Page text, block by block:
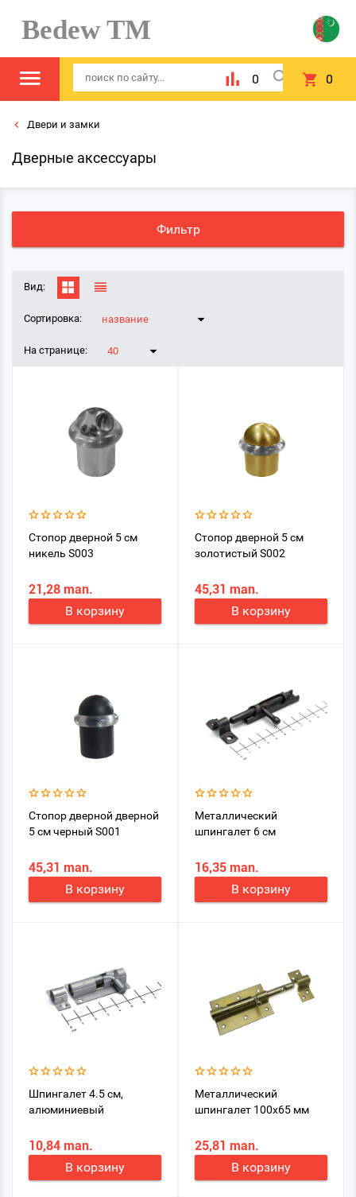
Bedew TM
0 0
Двери и замки
Дверные аксессуары
Фильтр
Вид:
Сортировка: название
На странице: 40
Стопор дверной 5 см
никель S003
21,28 man.
В корзину
Стопор дверной 5 см
золотистый S002
45,31 man.
В корзину
Стопор дверной дверной
5 см черный S001
45,31 man.
В корзину
Металлический
шпингалет 6 см
16,35 man.
В корзину
Шпингалет 4.5 см,
алюминиевый
10,84 man.
В корзину
Металлический
шпингалет 100х65 мм
25,81 man.
В корзину